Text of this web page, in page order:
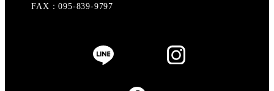
FAX：095-839-9797